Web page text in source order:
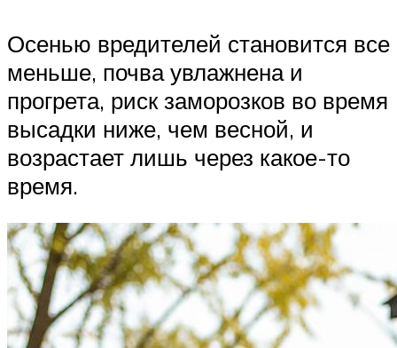
Осенью вредителей становится все
меньше, почва увлажнена и
прогрета, риск заморозков во время
высадки ниже, чем весной, и
возрастает лишь через какое-то
время.